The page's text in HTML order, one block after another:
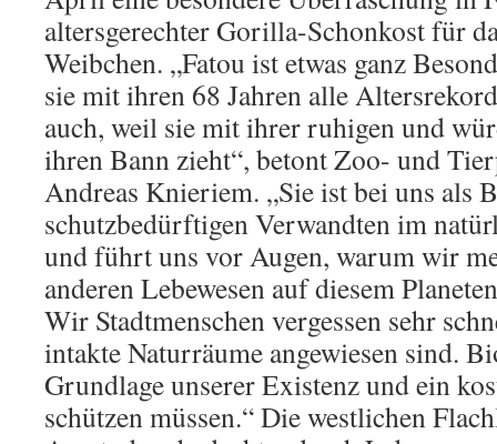
altersgerechter Gorilla-Schonkost für
Weibchen. „Fatou ist etwas ganz
sie mit ihren 68 Jahren alle
auch, weil sie mit ihrer ruhigen und
ihren Bann zieht“, betont Zoo- und
Andreas Knieriem. „Sie ist bei uns als
schutzbedürftigen Verwandten im
und führt uns vor Augen, warum wir
anderen Lebewesen auf diesem
Wir Stadtmenschen vergessen sehr
intakte Naturräume angewiesen sind.
Grundlage unserer Existenz und ein
schützen müssen.“ Die westlichen